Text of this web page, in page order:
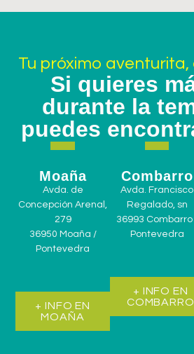
Tu próximo
Si quieres
durante la
puedes
Moaña
Avda. de
Concepción Arenal,
279
36950 Moaña /
Pontevedra
+ INFO EN
MOAÑA
Combarro
Avda. Francisco
Regalado, sn
36993 Combarro
Pontevedra
+ INFO EN
COMBARRO